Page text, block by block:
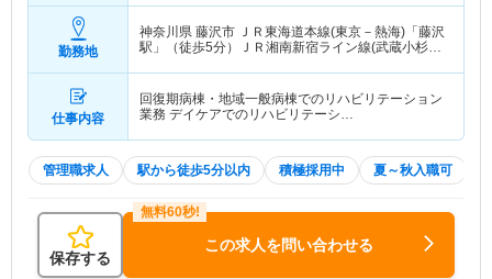
勤務地
神奈川県 藤沢市 ＪＲ東海道本線(東京－熱海)「藤沢
駅」（徒歩5分）ＪＲ湘南新宿ライン線(武蔵小杉－
仕事内容
回復期病棟・地域一般病棟でのリハビリテーション
業務 デイケアでのリハビリテーシ…
管理職求人 駅から徒歩5分以内 積極採用中 夏～秋入職可
保存する
この求人を問い合わせる